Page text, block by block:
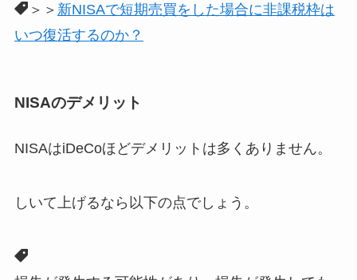
＞＞ 新NISAで短期売買をした場合に非課税枠は
いつ復活するのか？
NISAのデメリット
NISAはiDeCoほどデメリットは多くありません。
しいて上げるなら以下の点でしょう。